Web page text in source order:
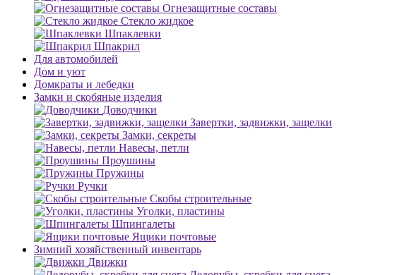
Огнезащитные составы
Стекло жидкое
Шпаклевки
Шпакрил
Для автомобилей
Дом и уют
Домкраты и лебедки
Замки и скобяные изделия
Доводчики
Завертки, задвижки, защелки
Замки, секреты
Навесы, петли
Проушины
Пружины
Ручки
Скобы строительные
Уголки, пластины
Шпингалеты
Ящики почтовые
Зимний хозяйственный инвентарь
Движки